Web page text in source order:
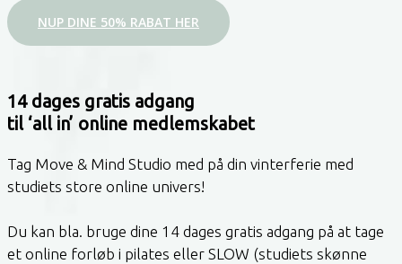
NUP DINE 50% RABAT HER
14 dages gratis adgang
til ‘all in’ online medlemskabet
Tag Move & Mind Studio med på din vinterferie med
studiets store online univers!
Du kan bla. bruge dine 14 dages gratis adgang på at tage
et online forløb i pilates eller SLOW (studiets skønne